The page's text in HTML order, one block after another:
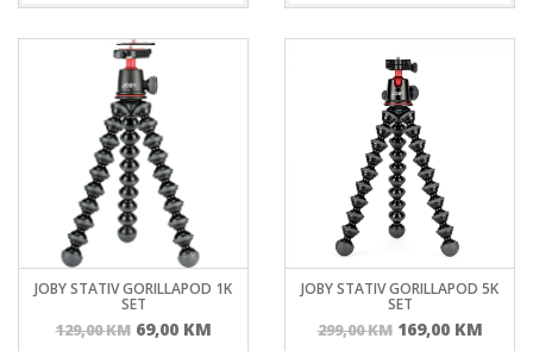
JOBY STATIV GORILLAPOD 1K
SET
129,00KM Izvorna
69,00 KMTrenutna
JOBY STATIV GORILLAPOD 5K
SET
299,00KM Izvorna
169,00 KM